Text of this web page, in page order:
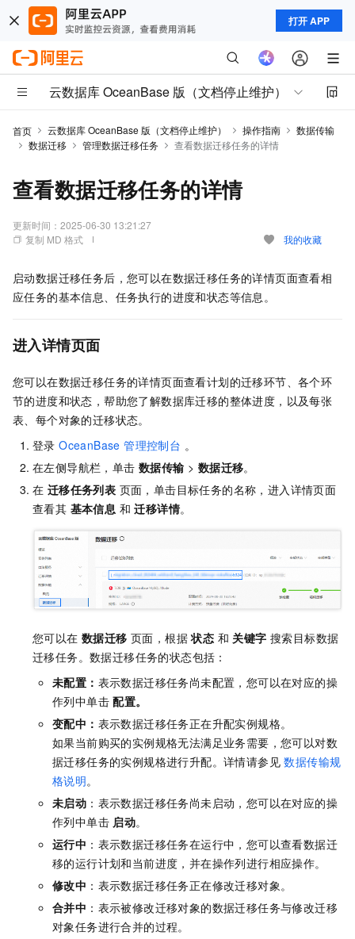
打开 APP
云数据库 OceanBase 版（文档停止维护）
首页 云数据库 OceanBase 版（文档停止维护） 操作指南
数据传输
数据迁移
管理数据迁移任务 查看数据迁移任务的详情
查看数据迁移任务的详情
更新时间： 2025-06-30 13:21:27
复制 MD 格式
我的收藏
启动数据迁移任务后，您可以在数据迁移任务的详情页面查看相
应任务的基本信息、任务执行的进度和状态等信息。
进入详情页面
您可以在数据迁移任务的详情页面查看计划的迁移环节、各个环
节的进度和状态，帮助您了解数据库迁移的整体进度，以及每张
表、每个对象的迁移状态。
登录OceanBase 管理控制台 。
在左侧导航栏，单击 数据传输 > 数据迁移。
在 迁移任务列表 页面，单击目标任务的名称，进入详情页面
查看其 基本信息 和迁移详情。
您可以在 数据迁移 页面，根据状态 和 关键字 搜索目标数据
迁移任务。数据迁移任务的状态包括：
未配置： 表示数据迁移任务尚未配置，您可以在对应的操
作列中单击 配置。
变配中： 表示数据迁移任务正在升配实例规格。
如果当前购买的实例规格无法满足业务需要，您可以对数
据迁移任务的实例规格进行升配。详情请参见数据传输规
格说明。
未启动 ：表示数据迁移任务尚未启动，您可以在对应的操
作列中单击 启动。
运行中 ：表示数据迁移任务在运行中，您可以查看数据迁
移的运行计划和当前进度，并在操作列进行相应操作。
修改中 ：表示数据迁移任务正在修改迁移对象。
合并中 ：表示被修改迁移对象的数据迁移任务与修改迁移
对象任务进行合并的过程。